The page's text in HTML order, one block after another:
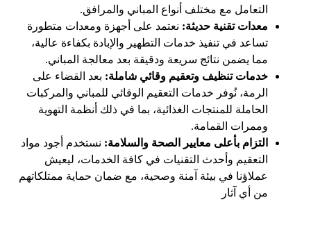
التعامل مع مختلف أنواع المباني والمرافق.
معدات تقنية حديثة: نعتمد على أجهزة ومعدات متطورة
تساعد في تنفيذ خدمات التطهير والإبادة بكفاءة عالية،
مما يضمن نتائج سريعة ودقيقة بعد معالجة المباني.
خدمات تنظيف وتعقيم وقائي شاملة: بعد القضاء على
الرمة، نُوفر خدمات التعقيم الوقائي للمباني والمركبات
الحاملة للمنتجات الغذائية، بما في ذلك أنظمة التهوية
وممرات القمامة.
التزام بأعلى معايير الصحة والسلامة: نستخدم أجود مواد
التعقيم وأحدث التقنيات في كافة الخدمات، ليعيش
عملاؤنا في بيئة آمنة وصحية، مع ضمان حماية ممتلكاتهم
من أي آثار